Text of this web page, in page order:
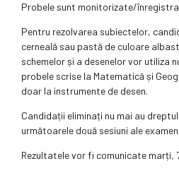
Probele sunt monitorizate/
Pentru rezolvarea subiectelor,
cerneală sau pastă de culoare
schemelor și a desenelor vor utiliza
probele scrise la Matematică și
doar la instrumente de desen.
Candidații eliminați nu mai au
următoarele două sesiuni ale
Rezultatele vor fi comunicate marți,